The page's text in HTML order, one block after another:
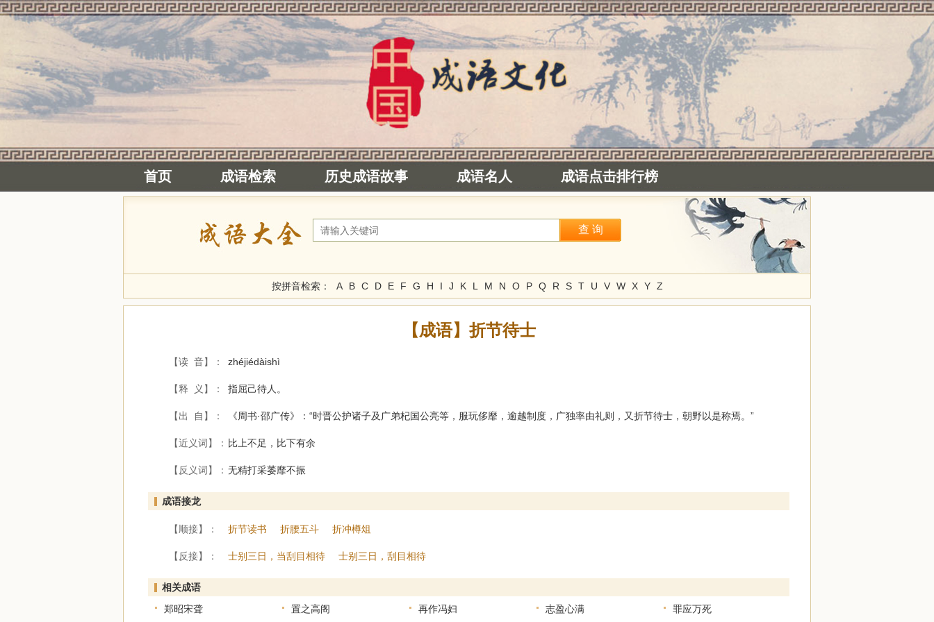
首页 成语检索 历史成语故事 成语名人 成语点击排行榜
按拼音检索： A B C D E F G H I J K L M N O P Q R S T U V W X Y Z
【成语】折节待士
【读 音】： zhéjiédàishì
【释 义】： 指屈己待人。
【出 自】： 《周书·邵广传》：“时晋公护诸子及广弟杞国公亮等，服玩侈靡，逾越制度，广独率由礼则，又折节待士，朝野以是称焉。”
【近义词】： 比上不足，比下有余
【反义词】： 无精打采萎靡不振
成语接龙
【顺接】： 折节读书 折腰五斗 折冲樽俎
【反接】： 士别三日，当刮目相待 士别三日，刮目相待
相关成语
郑昭宋聋
置之高阁 再作冯妇 志盈心满 罪应万死